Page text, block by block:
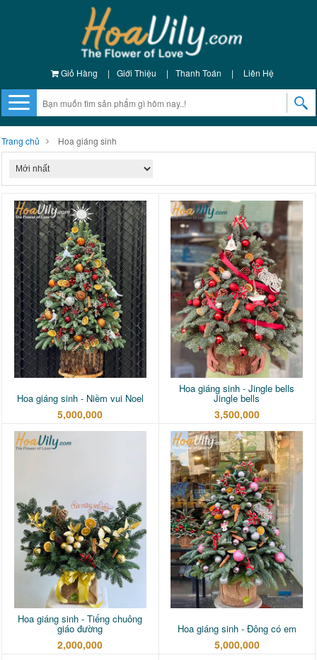
Giỏ Hàng | Giới Thiệu | Thanh Toán | Liên Hệ
Trang chủ Hoa giáng sinh
Hoa giáng sinh - Niềm vui Noel
5,000,000
Hoa giáng sinh - Jingle bells
Jingle bells
3,500,000
Hoa giáng sinh - Tiếng chuông
giáo đường
2,000,000
Hoa giáng sinh - Đông có em
5,000,000